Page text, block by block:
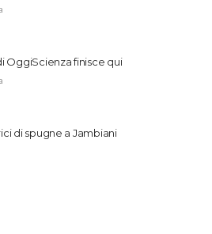
OggiScienza finisce qui
di spugne a Jambiani